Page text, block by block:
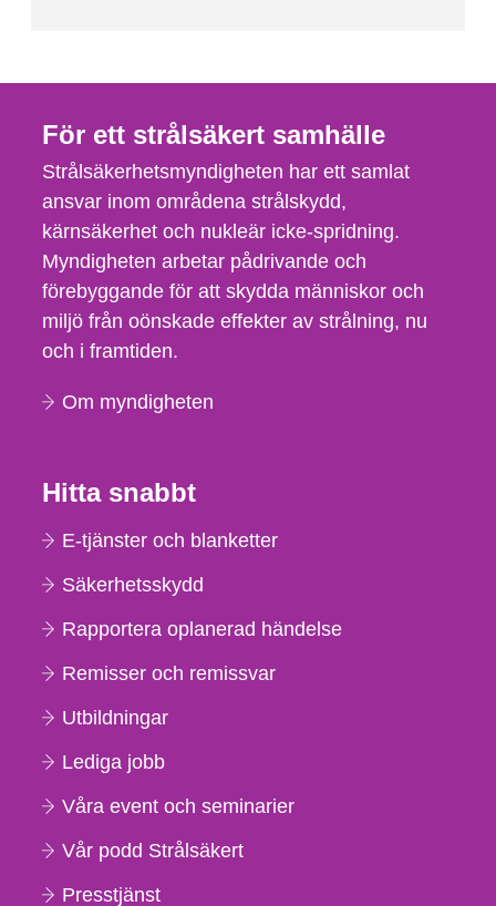
För ett strålsäkert samhälle
Strålsäkerhetsmyndigheten har ett samlat
ansvar inom områdena strålskydd,
kärnsäkerhet och nukleär icke-spridning.
Myndigheten arbetar pådrivande och
förebyggande för att skydda människor och
miljö från oönskade effekter av strålning, nu
och i framtiden.
Om myndigheten
Hitta snabbt
E-tjänster och blanketter
Säkerhetsskydd
Rapportera oplanerad händelse
Remisser och remissvar
Utbildningar
Lediga jobb
Våra event och seminarier
Vår podd Strålsäkert
Presstjänst